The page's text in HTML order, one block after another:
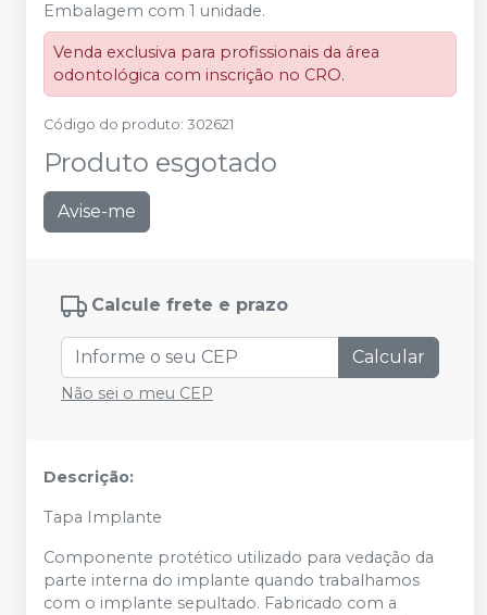
Embalagem com 1 unidade.
Venda exclusiva para profissionais da área
odontológica com inscrição no CRO.
Código do produto: 302621
Produto esgotado
Avise-me
Calcule frete e prazo
Calcular
Não sei o meu CEP
Descrição:
Tapa Implante
Componente protético utilizado para vedação da
parte interna do implante quando trabalhamos
com o implante sepultado. Fabricado com a